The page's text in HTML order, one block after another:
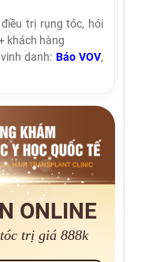
trị rụng tóc, hói
khách hàng
danh: Báo VOV,
ONLINE
trị giá 888k